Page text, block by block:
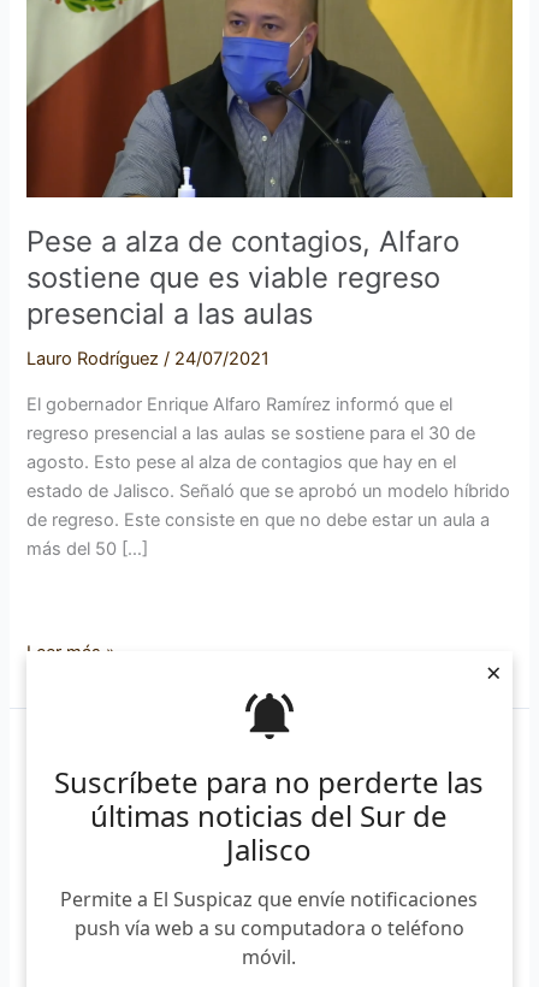
Suscríbete para no perderte las
últimas noticias del Sur de
Jalisco
Permite a El Suspicaz que envíe notificaciones
push vía web a su computadora o teléfono
móvil.
×
Pese a alza de contagios, Alfaro
sostiene que es viable regreso
presencial a las aulas
Lauro Rodríguez/ 24/07/2021
El gobernador Enrique Alfaro Ramírez informó que el
regreso presencial a las aulas se sostiene para el 30 de
agosto. Esto pese al alza de contagios que hay en el
estado de Jalisco. Señaló que se aprobó un modelo híbrido
de regreso. Este consiste en que no debe estar un aula a
más del 50 […]
contagios,
Alfaro
sostiene
viable
regreso
presencial
a
las
Leer más »
presenciales
arrancarán